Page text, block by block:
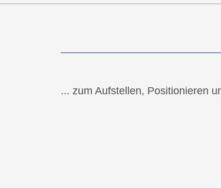
... zum Aufstellen, Positionieren